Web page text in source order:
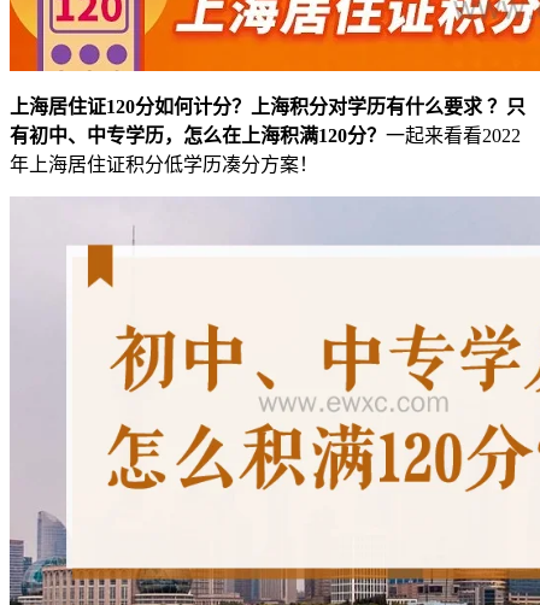
上海居住证120分如何计分？上海积分对学历有什么要求 ？只
有初中、中专学历，怎么在上海积满120分？ 一起来看看2022
年上海居住证积分低学历凑分方案！